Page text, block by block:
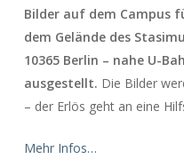
Bilder auf dem Campus
dem Gelände des
10365 Berlin – nahe U-
ausgestellt. Die Bilder
– der Erlös geht an eine
Mehr Infos…